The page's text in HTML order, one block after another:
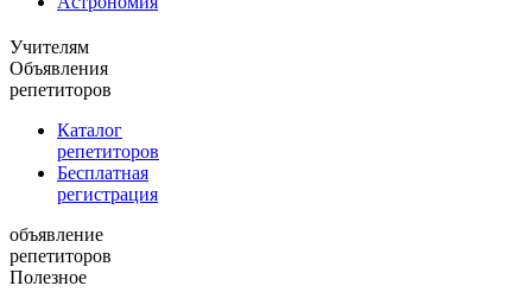
Учителям
Объявления
репетиторов
Каталог
репетиторов
Бесплатная
регистрация
объявление
репетиторов
Полезное